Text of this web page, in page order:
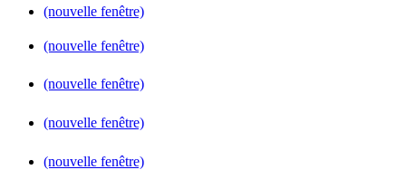
(nouvelle fenêtre)
(nouvelle fenêtre)
(nouvelle fenêtre)
(nouvelle fenêtre)
(nouvelle fenêtre)